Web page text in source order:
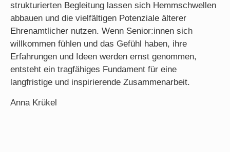
strukturierten Begleitung lassen sich Hemmschwellen
abbauen und die vielfältigen Potenziale älterer
Ehrenamtlicher nutzen. Wenn Senior:innen sich
willkommen fühlen und das Gefühl haben, ihre
Erfahrungen und Ideen werden ernst genommen,
entsteht ein tragfähiges Fundament für eine
langfristige und inspirierende Zusammenarbeit.
Anna Krükel